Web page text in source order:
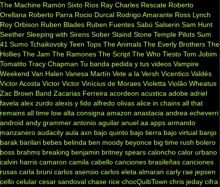
The Machine Ramón Sixto Ríos Ray Charles Rescate Roberto
Orellana Roberto Parra Rocio Durcal Rodrigo Amarante Ross Lynch
Roy Orbison Ruben Blades Ruben Fuentes Sabú Salserin Sam Hunt
Seether Sleeping with Sirens Sober Staind Stone Temple Pilots Sum
41 Sumo Tchaikovsky Teen Tops The Animals The Everly Brothers The
Hollies The Jam The Ramones The Script The Who Tiesto Tom Jobim
Tomatito Tracy Chapman Tu banda pedida y tus videos Vampire
Weekend Van Halen Vanesa Martín Vete a la Versh Vicentico Valdés
Victor Acosta Victor Victor Vinícius de Moraes Violetta Violão Wheatus
Zac Brown Band Zacarias Ferreira acordeon acustica adobe adriel
favela alex zurdo alexis y fido alfredo olivas alice in chains all that
remains all time low alta consigna amazon anastacia andrea echeverri
android andy grammer antonio aguilar anuel aa apps armando
manzanero audacity aula axn bajo quinto bajo tierra bajo virtual banjo
barak barilari bebes belinda ben moody beyonce big time rush bolero
boss brahms breaking benjamin britney spears caloncho calor urbano
calvin harris camaron camila cabello canciones brasileñas canciones
rusas carla bruni carlos asensio carlos eleta almaran carly rae jepsen
cello celular cesar sandoval chase rice chocQuibTown chris jeday cifra